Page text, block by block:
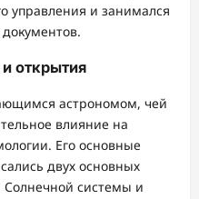
управления и занимался
открытия
астрономом, чей
влияние на
Его основные
двух основных
Солнечной системы и